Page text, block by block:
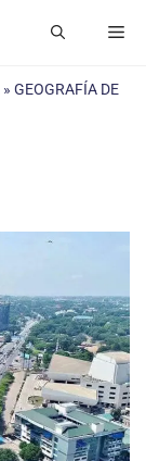
» GEOGRAFÍA DE